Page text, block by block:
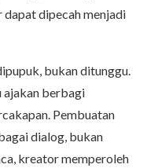
dapat dipecah menjadi
bukan ditunggu.
ajakan berbagi
Pembuatan
dialog, bukan
kreator memperoleh